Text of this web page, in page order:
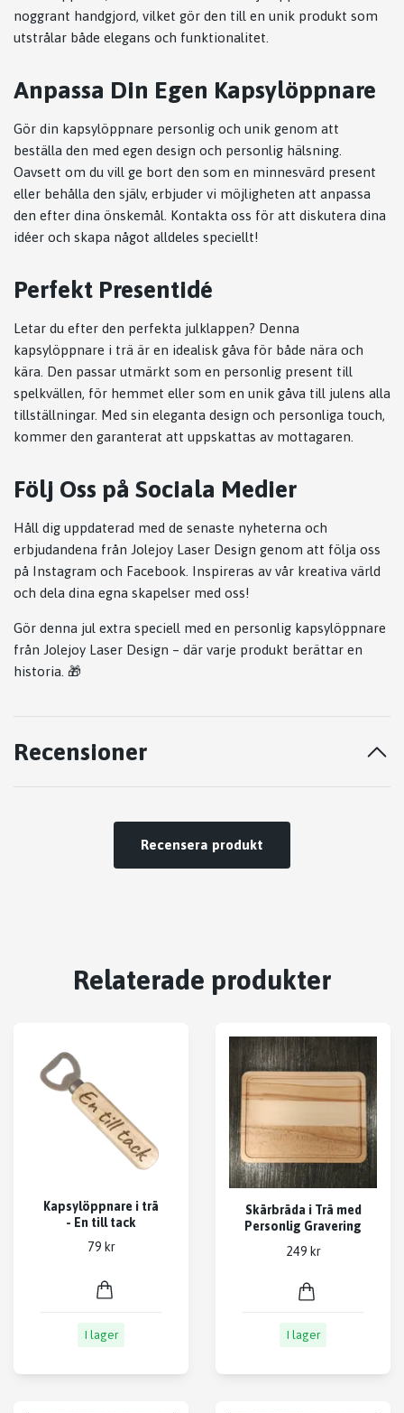
noggrant handgjord, vilket gör den till en unik produkt som
utstrålar både elegans och funktionalitet.
Anpassa Din Egen Kapsylöppnare
Gör din kapsylöppnare personlig och unik genom att
beställa den med egen design och personlig hälsning.
Oavsett om du vill ge bort den som en minnesvärd present
eller behålla den själv, erbjuder vi möjligheten att anpassa
den efter dina önskemål. Kontakta oss för att diskutera dina
idéer och skapa något alldeles speciellt!
Perfekt Presentidé
Letar du efter den perfekta julklappen? Denna
kapsylöppnare i trä är en idealisk gåva för både nära och
kära. Den passar utmärkt som en personlig present till
spelkvällen, för hemmet eller som en unik gåva till julens alla
tillställningar. Med sin eleganta design och personliga touch,
kommer den garanterat att uppskattas av mottagaren.
Följ Oss på Sociala Medier
Håll dig uppdaterad med de senaste nyheterna och
erbjudandena från Jolejoy Laser Design genom att följa oss
på Instagram och Facebook . Inspireras av vår kreativa värld
och dela dina egna skapelser med oss!
Gör denna jul extra speciell med en personlig kapsylöppnare
från Jolejoy Laser Design – där varje produkt berättar en
historia. 🎁
Recensioner
Recensera produkt
Relaterade produkter
Kapsylöppnare i trä
- En till tack
79 kr
I lager
Skärbräda i Trä med
Personlig Gravering
249 kr
I lager